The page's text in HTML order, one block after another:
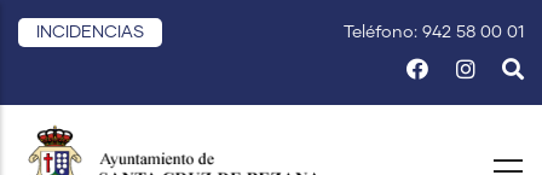
Pasar
principal
INCIDENCIAS Teléfono: 942 58 00 01